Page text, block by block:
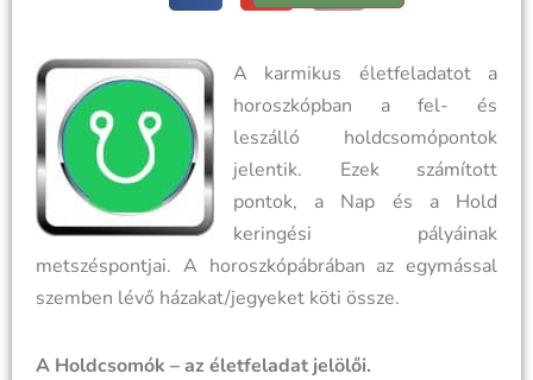
A karmikus életfeladatot a
horoszkópban a fel- és
leszálló holdcsomópontok
jelentik. Ezek számított
pontok, a Nap és a Hold
keringési pályáinak
metszéspontjai. A horoszkópábrában az egymással
szemben lévő házakat/jegyeket köti össze.
A Holdcsomók – az életfeladat jelölői.